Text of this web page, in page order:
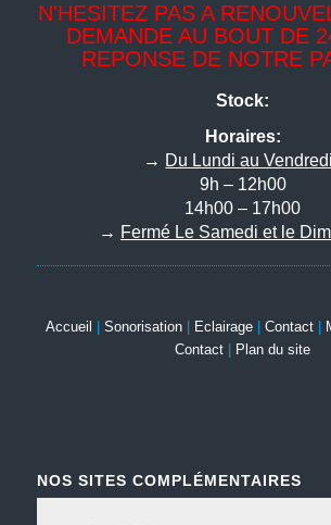
N'HESITEZ PAS A
DEMANDE AU BOUT DE
REPONSE DE NOTRE
Stock:
Horaires:
→ Du Lundi au
9h – 12h00
14h00 – 17h00
→ Fermé Le Samedi et le
Accueil |Sonorisation | Eclairage |Contact |
Contact | Plan du site
NOS SITES COMPLÉMENTAIRES